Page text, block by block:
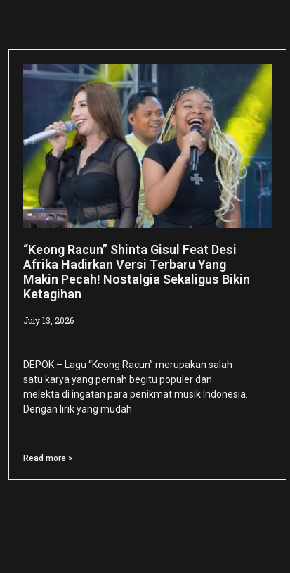
“Keong Racun” Shinta Gisul Feat Desi
Afrika Hadirkan Versi Terbaru Yang
Makin Pecah! Nostalgia Sekaligus Bikin
Ketagihan
July 13, 2026
DEPOK – Lagu “Keong Racun” merupakan salah
satu karya yang pernah begitu populer dan
melekta di ingatan para penikmat musik Indonesia.
Dengan lirik yang mudah
Read more >